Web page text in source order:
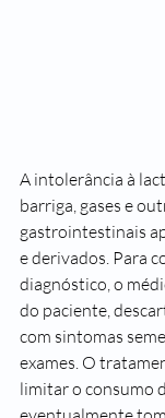
A intolerância à
barriga, gases e
gastrointestinais
e derivados. Para
diagnóstico, o
do paciente,
com sintomas
exames. O
limitar o consumo